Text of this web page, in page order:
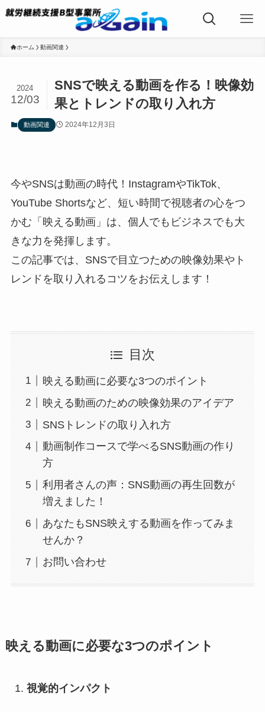
ホーム 動画関連
SNSで映える動画を作る！映像効
果とトレンドの取り入れ方
2024
12/03
動画関連 2024年12月3日
今やSNSは動画の時代！InstagramやTikTok、
YouTube Shortsなど、短い時間で視聴者の心をつ
かむ「映える動画」は、個人でもビジネスでも大
きな力を発揮します。
この記事では、SNSで目立つための映像効果やト
レンドを取り入れるコツをお伝えします！
目次
映える動画に必要な3つのポイント
映える動画のための映像効果のアイデア
SNSトレンドの取り入れ方
動画制作コースで学べるSNS動画の作り
方
利用者さんの声：SNS動画の再生回数が
増えました！
あなたもSNS映えする動画を作ってみま
せんか？
お問い合わせ
映える動画に必要な3つのポイント
視覚的インパクト